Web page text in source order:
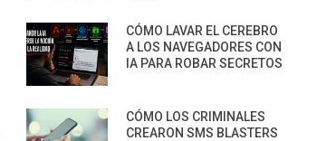
CÓMO LAVAR EL CEREBRO
A LOS NAVEGADORES CON
IA PARA ROBAR SECRETOS
CÓMO LOS CRIMINALES
CREARON SMS BLASTERS